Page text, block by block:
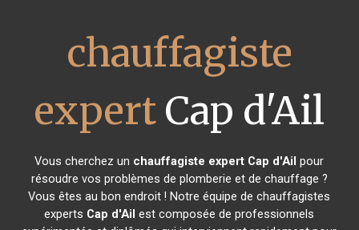
chauffagiste
expertCap d'Ail
Vous cherchez un chauffagiste expert Cap d'Ail pour
résoudre vos problèmes de plomberie et de chauffage ?
Vous êtes au bon endroit ! Notre équipe de chauffagistes
experts Cap d'Ail est composée de professionnels